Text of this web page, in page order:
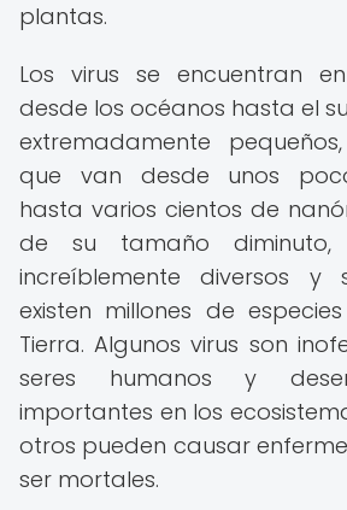
plantas.
Los virus se encuentran
desde los océanos hasta el
extremadamente
que van desde unos
hasta varios cientos de
de su tamaño
increíblemente diversos y
existen millones de
Tierra. Algunos virus son
seres humanos y
importantes en los
otros pueden causar
ser mortales.